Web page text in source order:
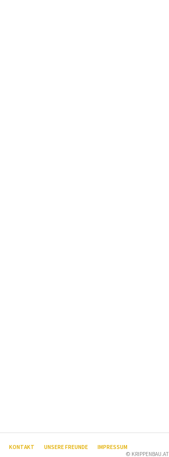
KONTAKT UNSERE FREUNDE
IMPRESSUM
© KRIPPENBAU.AT